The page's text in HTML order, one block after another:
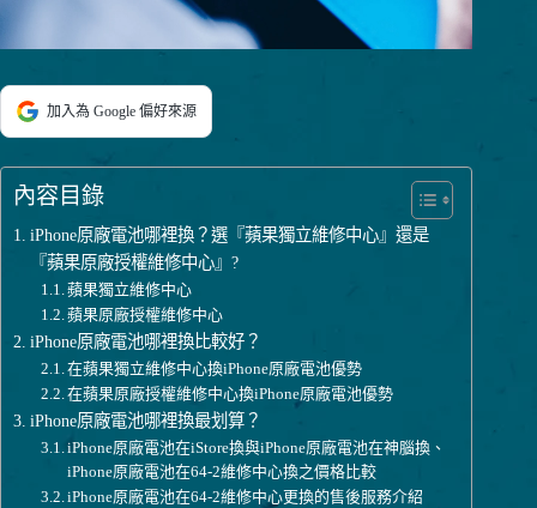
加入為 Google 偏好來源
內容目錄
iPhone原廠電池哪裡換？選『蘋果獨立維修中心』還是
『蘋果原廠授權維修中心』?
蘋果獨立維修中心
蘋果原廠授權維修中心
iPhone原廠電池哪裡換比較好？
在蘋果獨立維修中心換iPhone原廠電池優勢
在蘋果原廠授權維修中心換iPhone原廠電池優勢
iPhone原廠電池哪裡換最划算？
iPhone原廠電池在iStore換與iPhone原廠電池在神腦換、
iPhone原廠電池在64-2維修中心換之價格比較
iPhone原廠電池在64-2維修中心更換的售後服務介紹